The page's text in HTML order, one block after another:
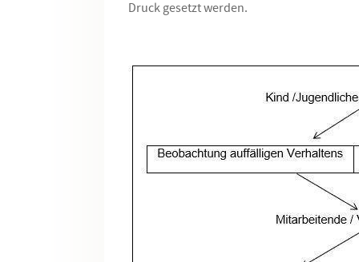
Druck gesetzt werden.